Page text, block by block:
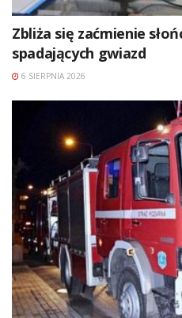
Zbliża się zaćmienie
spadających gwiazd
6 SIERPNIA 2026